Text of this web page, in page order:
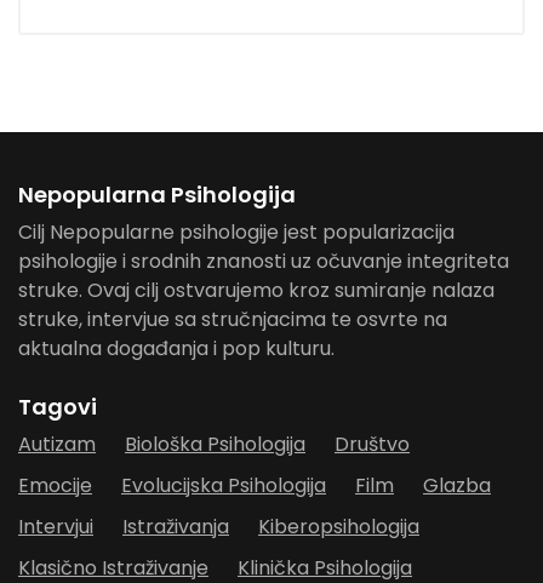
Nepopularna Psihologija
Cilj Nepopularne psihologije jest popularizacija
psihologije i srodnih znanosti uz očuvanje integriteta
struke. Ovaj cilj ostvarujemo kroz sumiranje nalaza
struke, intervjue sa stručnjacima te osvrte na
aktualna događanja i pop kulturu.
Tagovi
Autizam Biološka Psihologija
Društvo
Emocije
Evolucijska Psihologija Film
Glazba
Intervjui
Istraživanja
Kiberopsihologija
Klasično Istraživanje
Klinička Psihologija